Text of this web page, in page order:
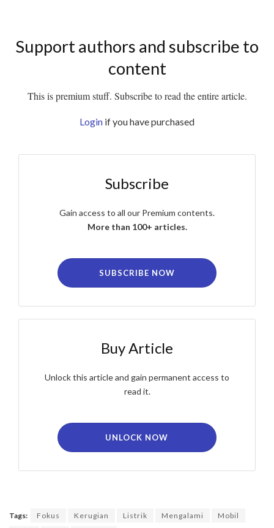
Support authors and subscribe to
content
This is premium stuff. Subscribe to read the entire article.
Login if you have purchased
Subscribe
Gain access to all our Premium contents.
More than 100+ articles.
SUBSCRIBE NOW
Buy Article
Unlock this article and gain permanent access to
read it.
UNLOCK NOW
Tags: Fokus Kerugian Listrik Mengalami
Mobil